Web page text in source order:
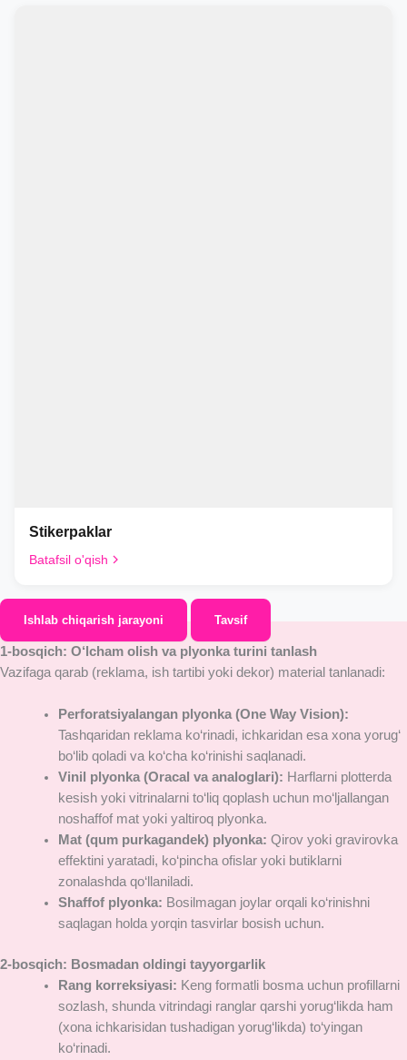
Stikerpaklar
Batafsil o'qish
Ishlab chiqarish jarayoni Tavsif
1-bosqich: O‘lcham olish va plyonka turini tanlash
Vazifaga qarab (reklama, ish tartibi yoki dekor) material tanlanadi:
Perforatsiyalangan plyonka (One Way Vision):
Tashqaridan reklama ko‘rinadi, ichkaridan esa xona yorug‘
bo‘lib qoladi va ko‘cha ko‘rinishi saqlanadi.
Vinil plyonka (Oracal va analoglari): Harflarni plotterda
kesish yoki vitrinalarni to‘liq qoplash uchun mo‘ljallangan
noshaffof mat yoki yaltiroq plyonka.
Mat (qum purkagandek) plyonka: Qirov yoki gravirovka
effektini yaratadi, ko‘pincha ofislar yoki butiklarni
zonalashda qo‘llaniladi.
Shaffof plyonka: Bosilmagan joylar orqali ko‘rinishni
saqlagan holda yorqin tasvirlar bosish uchun.
2-bosqich: Bosmadan oldingi tayyorgarlik
Rang korreksiyasi: Keng formatli bosma uchun profillarni
sozlash, shunda vitrindagi ranglar qarshi yorug‘likda ham
(xona ichkarisidan tushadigan yorug‘likda) to‘yingan
ko‘rinadi.